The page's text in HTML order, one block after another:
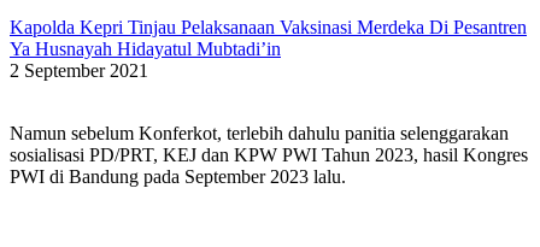
Kapolda Kepri Tinjau Pelaksanaan Vaksinasi Merdeka Di Pesantren
Ya Husnayah Hidayatul Mubtadi’in
2 September 2021
Namun sebelum Konferkot, terlebih dahulu panitia selenggarakan
sosialisasi PD/PRT, KEJ dan KPW PWI Tahun 2023, hasil Kongres
PWI di Bandung pada September 2023 lalu.